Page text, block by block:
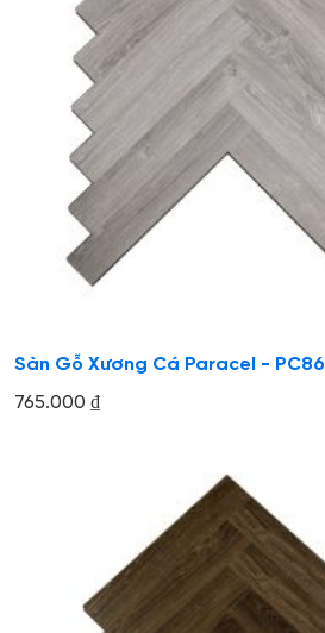
Sàn Gỗ Xương Cá Paracel - PC86
765.000 ₫